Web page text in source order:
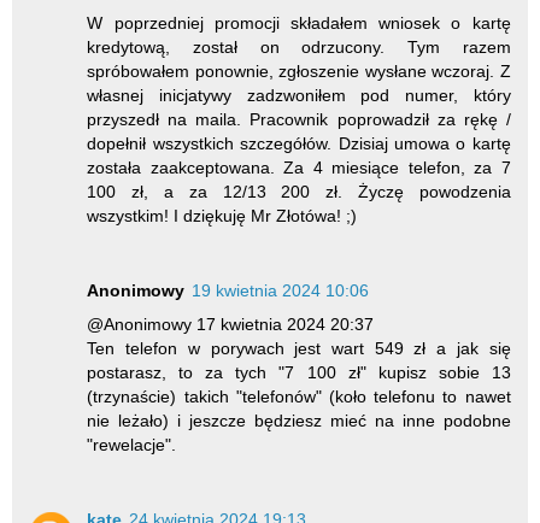
W poprzedniej promocji składałem wniosek o kartę
kredytową, został on odrzucony. Tym razem
spróbowałem ponownie, zgłoszenie wysłane wczoraj. Z
własnej inicjatywy zadzwoniłem pod numer, który
przyszedł na maila. Pracownik poprowadził za rękę /
dopełnił wszystkich szczegółów. Dzisiaj umowa o kartę
została zaakceptowana. Za 4 miesiące telefon, za 7
100 zł, a za 12/13 200 zł. Życzę powodzenia
wszystkim! I dziękuję Mr Złotówa! ;)
Anonimowy 19 kwietnia 2024 10:06
@Anonimowy 17 kwietnia 2024 20:37
Ten telefon w porywach jest wart 549 zł a jak się
postarasz, to za tych "7 100 zł" kupisz sobie 13
(trzynaście) takich "telefonów" (koło telefonu to nawet
nie leżało) i jeszcze będziesz mieć na inne podobne
"rewelacje".